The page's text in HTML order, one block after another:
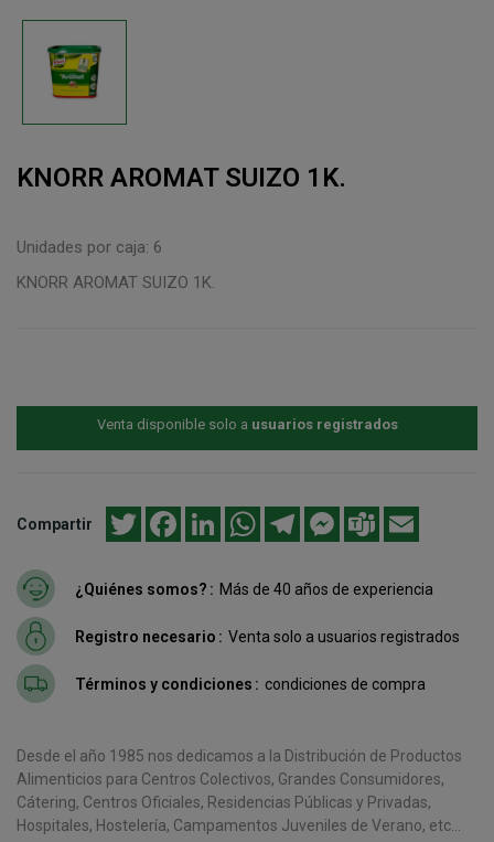
KNORR AROMAT SUIZO 1K.
Unidades por caja: 6
KNORR AROMAT SUIZO 1K.
Venta disponible solo a usuarios registrados
Compartir Twitter FacebookLinkedInWhatsAppTelegramMessenger
Teams
¿Quiénes somos? Más de 40 años de experiencia
Registro necesario Venta solo a usuarios registrados
Términos y condiciones condiciones de compra
Desde el año 1985 nos dedicamos a la Distribución de Productos
Alimenticios para Centros Colectivos, Grandes Consumidores,
Cátering, Centros Oficiales, Residencias Públicas y Privadas,
Hospitales, Hostelería, Campamentos Juveniles de Verano, etc...